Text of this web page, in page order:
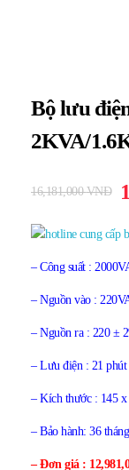
Bộ lưu
2KVA/
16,181,000VNĐ
– Công suất :
– Nguồn vào :
– Nguồn ra : 220 ±
– Lưu điện : 21
– Kích thước : 145
– Bảo hành: 36 tháng
– Đơn giá :